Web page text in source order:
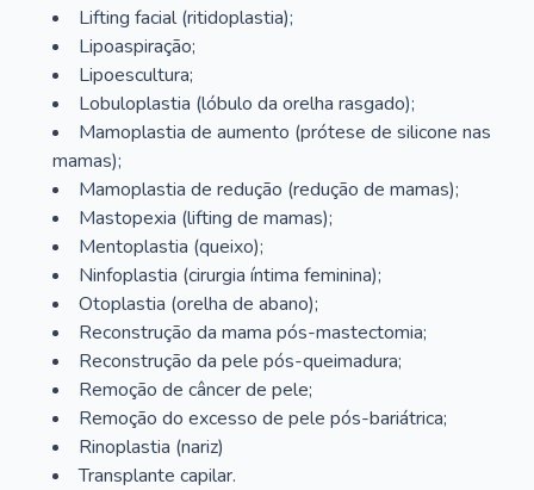
Lifting facial (ritidoplastia);
Lipoaspiração;
Lipoescultura;
Lobuloplastia (lóbulo da orelha rasgado);
Mamoplastia de aumento (prótese de silicone nas
mamas);
Mamoplastia de redução (redução de mamas);
Mastopexia (lifting de mamas);
Mentoplastia (queixo);
Ninfoplastia (cirurgia íntima feminina);
Otoplastia (orelha de abano);
Reconstrução da mama pós-mastectomia;
Reconstrução da pele pós-queimadura;
Remoção de câncer de pele;
Remoção do excesso de pele pós-bariátrica;
Rinoplastia (nariz)
Transplante capilar.